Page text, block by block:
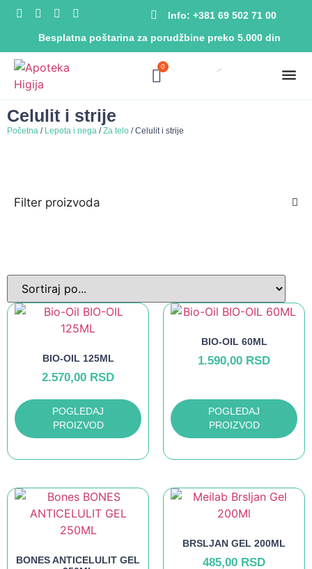
Besplatna poštarina za porudžbine preko 5.000 din
Info: +381 69 502 71 00
0
Celulit i strije
Početna / Lepota i nega /Za telo / Celulit i strije
Filter proizvoda
BIO-OIL 125ML
2.570,00 RSD
POGLEDAJ
PROIZVOD
BIO-OIL 60ML
1.590,00 RSD
POGLEDAJ
PROIZVOD
BONES ANTICELULIT GEL
BRSLJAN GEL 200ML
485,00 RSD